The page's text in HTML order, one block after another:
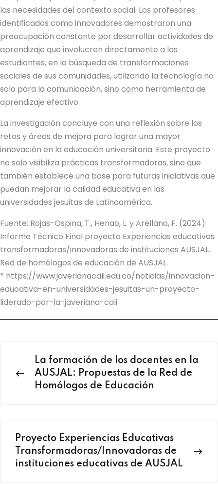
las necesidades del contexto social. Los profesores
identificados como innovadores demostraron una
preocupación constante por desarrollar actividades de
aprendizaje que involucren directamente a los
estudiantes, en la búsqueda de transformaciones
sociales de sus comunidades, utilizando la tecnología no
solo para la comunicación, sino como herramienta de
aprendizaje efectivo.
La investigación concluye con una reflexión sobre los
retos y áreas de mejora para lograr una mayor
innovación en la educación universitaria. Este proyecto
no solo visibiliza prácticas transformadoras, sino que
también establece una base para futuras iniciativas que
puedan mejorar la calidad educativa en las
universidades jesuitas de Latinoamérica.
Fuente: Rojas-Ospina, T., Henao, L. y Arellano, F. (2024).
Informe Técnico Final proyecto Experiencias educativas
transformadoras/innovadoras de instituciones AUSJAL.
Red de homólogos de educación de AUSJAL.
* https://www.javerianacali.edu.co/noticias/innovacion-
educativa-en-universidades-jesuitas-un-proyecto-
liderado-por-la-javeriana-cali
La formación de los docentes en la
AUSJAL: Propuestas de la Red de
Homólogos de Educación
Proyecto Experiencias Educativas
Transformadoras/Innovadoras de
instituciones educativas de AUSJAL